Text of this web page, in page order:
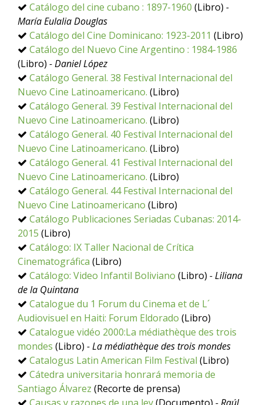
Catálogo del cine cubano : 1897-1960 (Libro) -
María Eulalia Douglas
Catálogo del Cine Dominicano: 1923-2011 (Libro)
Catálogo del Nuevo Cine Argentino : 1984-1986
(Libro) - Daniel López
Catálogo General. 38 Festival Internacional del
Nuevo Cine Latinoamericano. (Libro)
Catálogo General. 39 Festival Internacional del
Nuevo Cine Latinoamericano. (Libro)
Catálogo General. 40 Festival Internacional del
Nuevo Cine Latinoamericano. (Libro)
Catálogo General. 41 Festival Internacional del
Nuevo Cine Latinoamericano. (Libro)
Catálogo General. 44 Festival Internacional del
Nuevo Cine Latinoamericano (Libro)
Catálogo Publicaciones Seriadas Cubanas: 2014-
2015 (Libro)
Catálogo: IX Taller Nacional de Crítica
Cinematográfica (Libro)
Catálogo: Video Infantil Boliviano (Libro) - Liliana
de la Quintana
Catalogue du 1 Forum du Cinema et de L´
Audiovisuel en Haiti: Forum Eldorado (Libro)
Catalogue vidéo 2000:La médiathèque des trois
mondes (Libro) - La médiathèque des trois mondes
Catalogus Latin American Film Festival (Libro)
Cátedra universitaria honrará memoria de
Santiago Álvarez (Recorte de prensa)